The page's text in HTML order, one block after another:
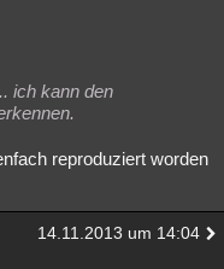
Allmystery English
ich kann den
reproduziert worden
14.11.2013 um 14:04